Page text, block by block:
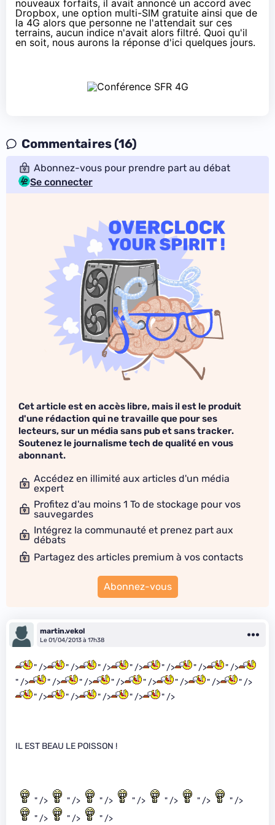
nouveaux forfaits, il avait annoncé un accord avec
Dropbox, une option multi-SIM gratuite ainsi que de
la 4G alors que personne ne l'attendait sur ces
terrains, aucun indice n'avait alors filtré. Quoi qu'il
en soit, nous aurons la réponse d'ici quelques jours.
Commentaires (16)
Abonnez-vous pour prendre part au débat
Se connecter
Cet article est en accès libre, mais il est le produit
d'une rédaction qui ne travaille que pour ses
lecteurs, sur un média sans pub et sans tracker.
Soutenez le journalisme tech de qualité en vous
abonnant.
Accédez en illimité aux articles d'un média
expert
Profitez d'au moins 1 To de stockage pour vos
sauvegardes
Intégrez la communauté et prenez part aux
débats
Partagez des articles premium à vos contacts
Abonnez-vous
martin.vekol
Le 01/04/2013 à 17h38
" /> " /> " /> " /> " /> " />
" />
" />
" /> " /> " /> " /> " /> " />
" />
" />
" /> " /> " /> " />
IL EST BEAU LE POISSON !
" /> " /> " /> " /> " /> " />
" />
" />
" /> " />